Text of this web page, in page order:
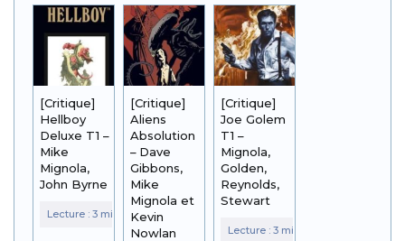
[Critique]
Hellboy
Deluxe T1 –
Mike
Mignola,
John Byrne
[Critique]
Aliens
Absolution
– Dave
Gibbons,
Mike
Mignola et
Kevin
Nowlan
[Critique]
Joe Golem
T1 –
Mignola,
Golden,
Reynolds,
Stewart